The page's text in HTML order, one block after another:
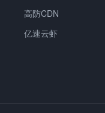
高防CDN
亿速云虾